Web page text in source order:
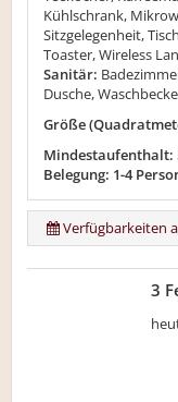
Kühlschrank,
Sitzgelegenheit,
Toaster, Wireless
Sanitär:
Dusche,
Größe
Mindestaufenthalt:
Belegung: 1-4
Verfügbarkeiten
3